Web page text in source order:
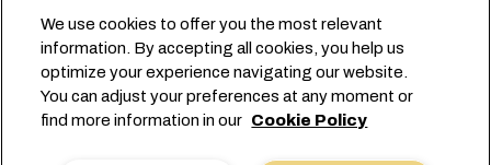
联系我们
偏好设置
总部： +41 227038888
info@msc.com
We use cookies to offer you the most relevant
information. By accepting all cookies, you help us
optimize your experience navigating our website.
You can adjust your preferences at any moment or
find more information in our Cookie Policy